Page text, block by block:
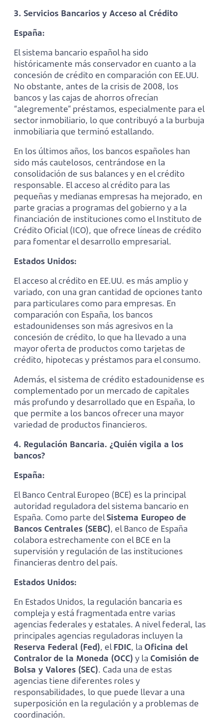
3. Servicios Bancarios y Acceso al Crédito
España:
El sistema bancario español ha sido
históricamente más conservador en cuanto a la
concesión de crédito en comparación con EE.UU.
No obstante, antes de la crisis de 2008, los
bancos y las cajas de ahorros ofrecían
“alegremente” préstamos, especialmente para el
sector inmobiliario, lo que contribuyó a la burbuja
inmobiliaria que terminó estallando.
En los últimos años, los bancos españoles han
sido más cautelosos, centrándose en la
consolidación de sus balances y en el crédito
responsable. El acceso al crédito para las
pequeñas y medianas empresas ha mejorado, en
parte gracias a programas del gobierno y a la
financiación de instituciones como el Instituto de
Crédito Oficial (ICO), que ofrece líneas de crédito
para fomentar el desarrollo empresarial.
Estados Unidos:
El acceso al crédito en EE.UU. es más amplio y
variado, con una gran cantidad de opciones tanto
para particulares como para empresas. En
comparación con España, los bancos
estadounidenses son más agresivos en la
concesión de crédito, lo que ha llevado a una
mayor oferta de productos como tarjetas de
crédito, hipotecas y préstamos para el consumo.
Además, el sistema de crédito estadounidense es
complementado por un mercado de capitales
más profundo y desarrollado que en España, lo
que permite a los bancos ofrecer una mayor
variedad de productos financieros.
4. Regulación Bancaria. ¿Quién vigila a los
bancos?
España:
El Banco Central Europeo (BCE) es la principal
autoridad reguladora del sistema bancario en
España. Como parte delSistema Europeo de
Bancos Centrales (SEBC), el Banco de España
colabora estrechamente con el BCE en la
supervisión y regulación de las instituciones
financieras dentro del país.
Estados Unidos:
En Estados Unidos, la regulación bancaria es
compleja y está fragmentada entre varias
agencias federales y estatales. A nivel federal, las
principales agencias reguladoras incluyen la
Reserva Federal (Fed), elFDIC, la Oficina del
Contralor de la Moneda (OCC) y la Comisión de
Bolsa y Valores (SEC). Cada una de estas
agencias tiene diferentes roles y
responsabilidades, lo que puede llevar a una
superposición en la regulación y a problemas de
coordinación.